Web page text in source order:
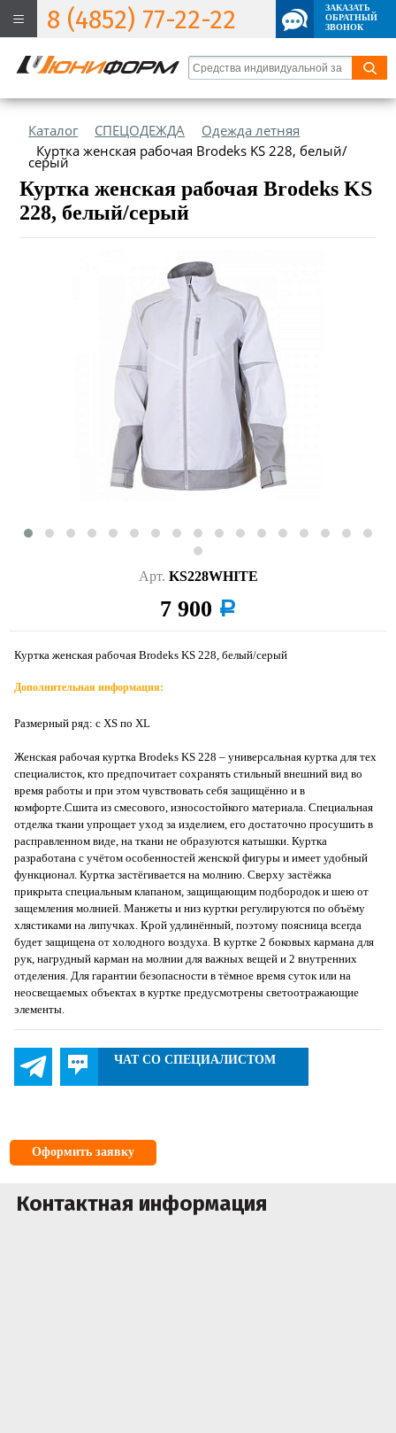
8 (4852) 77-22-22
ЗАКАЗАТЬ
ОБРАТНЫЙ
ЗВОНОК
Каталог СПЕЦОДЕЖДА
Одежда летняя
Куртка женская рабочая Brodeks KS 228, белый/
серый
Куртка женская рабочая Brodeks KS
228, белый/серый
Арт. KS228WHITE
7 900 a
Куртка женская рабочая Brodeks KS 228, белый/серый
Дополнительная информация:
Размерный ряд: с XS по XL
Женская рабочая куртка Brodeks KS 228 – универсальная куртка для тех
специалисток, кто предпочитает сохранять стильный внешний вид во
время работы и при этом чувствовать себя защищённо и в
комфорте.Сшита из смесового, износостойкого материала. Специальная
отделка ткани упрощает уход за изделием, его достаточно просушить в
расправленном виде, на ткани не образуются катышки. Куртка
разработана с учётом особенностей женской фигуры и имеет удобный
функционал. Куртка застёгивается на молнию. Сверху застёжка
прикрыта специальным клапаном, защищающим подбородок и шею от
защемления молнией. Манжеты и низ куртки регулируются по объёму
хлястиками на липучках. Крой удлинённый, поэтому поясница всегда
будет защищена от холодного воздуха. В куртке 2 боковых кармана для
рук, нагрудный карман на молнии для важных вещей и 2 внутренних
отделения. Для гарантии безопасности в тёмное время суток или на
неосвещаемых объектах в куртке предусмотрены светоотражающие
элементы.
ЧАТ СО СПЕЦИАЛИСТОМ
Оформить заявку
Контактная информация